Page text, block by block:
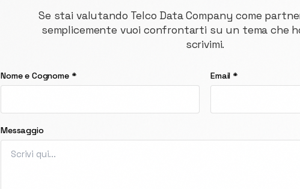
Se stai valutando Telco Data Company come
semplicemente vuoi confrontarti su un tema che
scrivimi.
Nome e Cognome * Email *
Messaggio